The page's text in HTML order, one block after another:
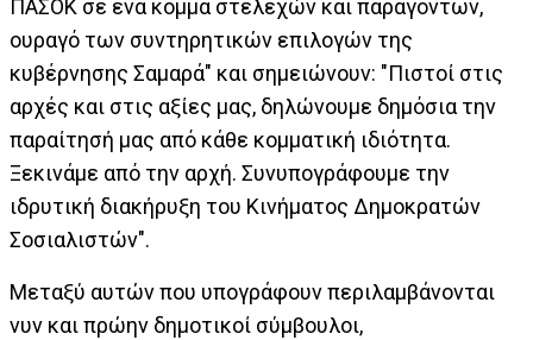
ΠΑΣΟΚ σε ένα κόμμα στελεχών και παραγόντων,
ουραγό των συντηρητικών επιλογών της
κυβέρνησης Σαμαρά" και σημειώνουν: "Πιστοί στις
αρχές και στις αξίες μας, δηλώνουμε δημόσια την
παραίτησή μας από κάθε κομματική ιδιότητα.
Ξεκινάμε από την αρχή. Συνυπογράφουμε την
ιδρυτική διακήρυξη του Κινήματος Δημοκρατών
Σοσιαλιστών".
Μεταξύ αυτών που υπογράφουν περιλαμβάνονται
νυν και πρώην δημοτικοί σύμβουλοι,